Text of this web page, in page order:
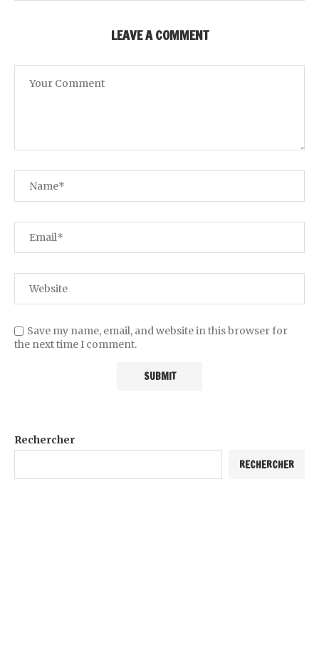
LEAVE A COMMENT
Save my name, email, and website in this browser for
the next time I comment.
Rechercher
RECHERCHER